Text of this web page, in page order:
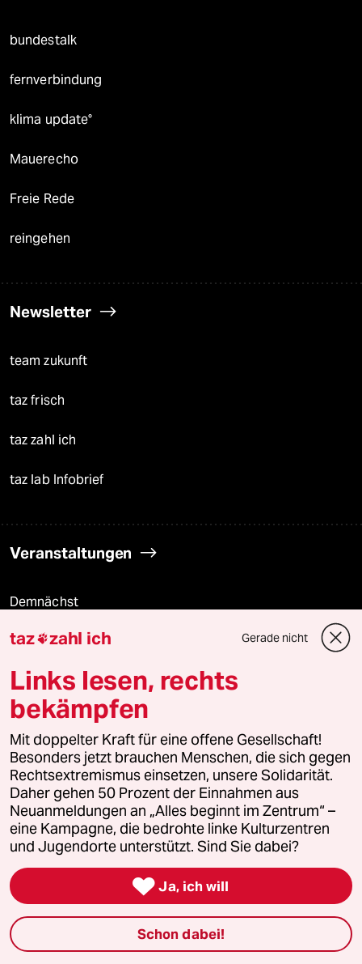
bundestalk
fernverbindung
klima update°
Mauerecho
Freie Rede
reingehen
Newsletter
team zukunft
taz frisch
taz zahl ich
taz lab Infobrief
Veranstaltungen
Demnächst
Vor Ort
Live im Stream
Vergangene
taz lab 2027
Mehr taz Lesestoff
taz Blogs
taz FUTURZWEI
taz zahl ich Gerade nicht
Links lesen, rechts
bekämpfen
Mit doppelter Kraft für eine offene Gesellschaft!
Besonders jetzt brauchen Menschen, die sich gegen
Rechtsextremismus einsetzen, unsere Solidarität.
Daher gehen 50 Prozent der Einnahmen aus
Neuanmeldungen an „Alles beginnt im Zentrum“ –
eine Kampagne, die bedrohte linke Kulturzentren
und Jugendorte unterstützt. Sind Sie dabei?
 Ja, ich will
Schon dabei!